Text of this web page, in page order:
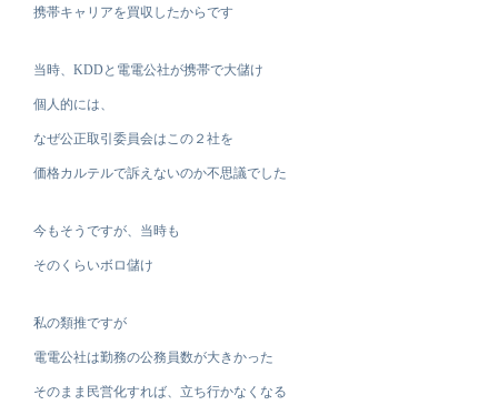
携帯キャリアを買収したからです
当時、KDDと電電公社が携帯で大儲け
個人的には、
なぜ公正取引委員会はこの２社を
価格カルテルで訴えないのか不思議でした
今もそうですが、当時も
そのくらいボロ儲け
私の類推ですが
電電公社は勤務の公務員数が大きかった
そのまま民営化すれば、立ち行かなくなる